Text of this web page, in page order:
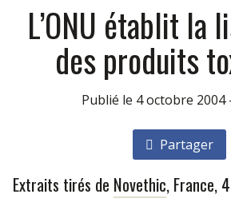
L’ONU établit la
des produits
Publié le 4 octobre 2004
Partager
Extraits tirés de Novethic, France,